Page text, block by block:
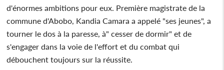
d'énormes ambitions pour eux. Première magistrate de la
commune d'Abobo, Kandia Camara a appelé "ses jeunes", a
tourner le dos à la paresse, à" cesser de dormir" et de
s'engager dans la voie de l'effort et du combat qui
débouchent toujours sur la réussite.